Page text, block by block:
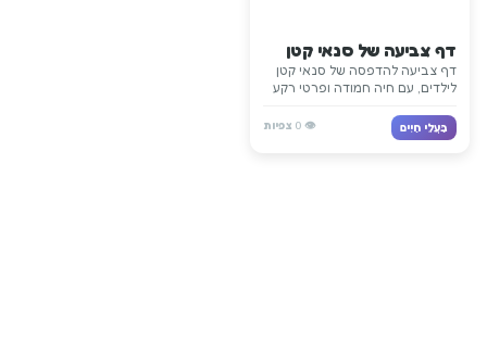
דף צביעה של סנאי קטן
דף צביעה להדפסה של סנאי קטן
לילדים, עם חיה חמודה ופרטי רקע
לשיעורים על חיות, לכיתה ולפעילות
יצירה ללא מסכים.
בַּעֲלֵי חַיִים 👁️
0 צפיות